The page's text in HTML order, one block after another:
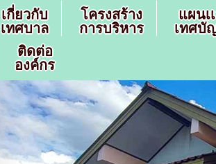
เกี่ยวกับ
เทศบาล
โครงสร้าง
การบริหาร
แผนเ
เทศบั
ติดต่อ
องค์กร